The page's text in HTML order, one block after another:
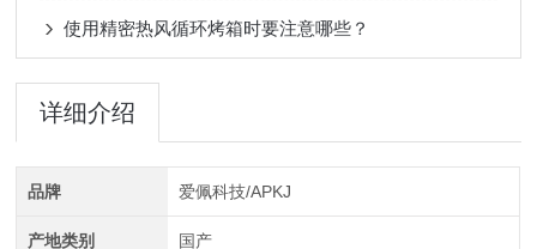
使用精密热风循环烤箱时要注意哪些？
详细介绍
品牌 爱佩科技/APKJ
产地类别 国产